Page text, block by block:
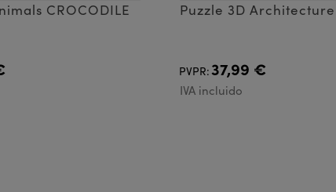
CROCODILE Puzzle 3D
PVPR:37,99 €
IVA incluido